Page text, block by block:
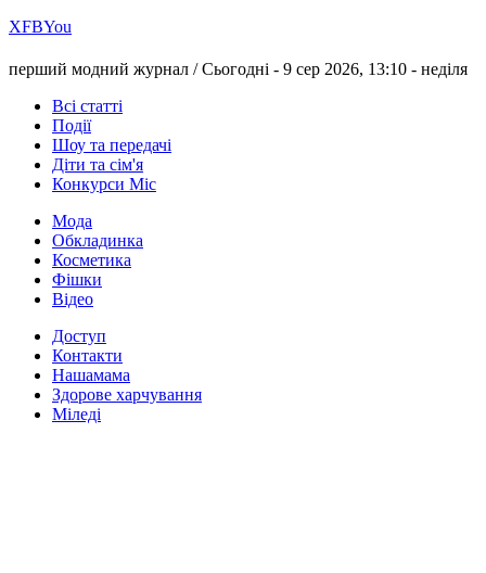
ХFBYou
перший модний журнал /Сьогодні - 9 сер 2026, 13:10 - неділя
Всі статті
Події
Шоу та передачі
Діти та сім'я
Конкурси Міс
Мода
Обкладинка
Косметика
Фішки
Відео
Доступ
Контакти
Нашамама
Здорове харчування
Міледі